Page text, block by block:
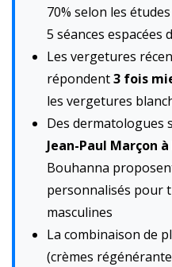
70% selon les
5 séances espacées
Les vergetures
répondent3 fois
les vergetures
Des dermatologues
Jean-Paul Marçon
Bouhanna
personnalisés pour
masculines
La combinaison de
(crèmes